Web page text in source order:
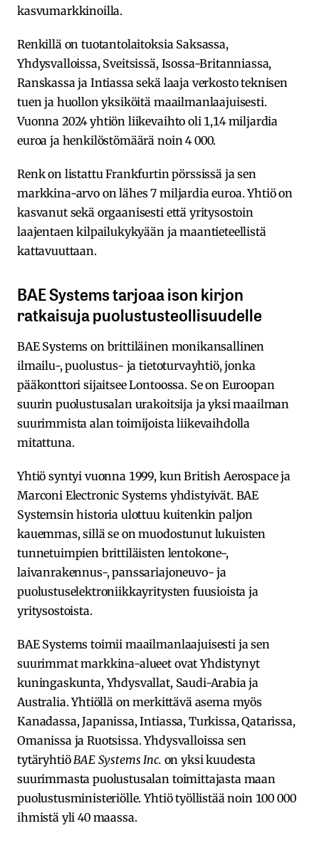
kasvumarkkinoilla.
Renkillä on tuotantolaitoksia Saksassa,
Yhdysvalloissa, Sveitsissä, Isossa-Britanniassa,
Ranskassa ja Intiassa sekä laaja verkosto teknisen
tuen ja huollon yksiköitä maailmanlaajuisesti.
Vuonna 2024 yhtiön liikevaihto oli 1,14 miljardia
euroa ja henkilöstömäärä noin 4 000.
Renk on listattu Frankfurtin pörssissä ja sen
markkina-arvo on lähes 7 miljardia euroa. Yhtiö on
kasvanut sekä orgaanisesti että yritysostoin
laajentaen kilpailukykyään ja maantieteellistä
kattavuuttaan.
BAE Systems tarjoaa ison kirjon
ratkaisuja puolustusteollisuudelle
BAE Systems on brittiläinen monikansallinen
ilmailu-, puolustus- ja tietoturvayhtiö, jonka
pääkonttori sijaitsee Lontoossa. Se on Euroopan
suurin puolustusalan urakoitsija ja yksi maailman
suurimmista alan toimijoista liikevaihdolla
mitattuna.
Yhtiö syntyi vuonna 1999, kun British Aerospace ja
Marconi Electronic Systems yhdistyivät. BAE
Systemsin historia ulottuu kuitenkin paljon
kauemmas, sillä se on muodostunut lukuisten
tunnetuimpien brittiläisten lentokone-,
laivanrakennus-, panssariajoneuvo- ja
puolustuselektroniikkayritysten fuusioista ja
yritysostoista.
BAE Systems toimii maailmanlaajuisesti ja sen
suurimmat markkina-alueet ovat Yhdistynyt
kuningaskunta, Yhdysvallat, Saudi-Arabia ja
Australia. Yhtiöllä on merkittävä asema myös
Kanadassa, Japanissa, Intiassa, Turkissa, Qatarissa,
Omanissa ja Ruotsissa. Yhdysvalloissa sen
tytäryhtiöBAE Systems Inc. on yksi kuudesta
suurimmasta puolustusalan toimittajasta maan
puolustusministeriölle. Yhtiö työllistää noin 100 000
ihmistä yli 40 maassa.